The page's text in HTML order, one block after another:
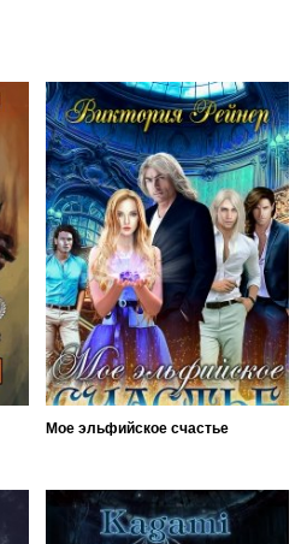
Мое эльфийское счастье